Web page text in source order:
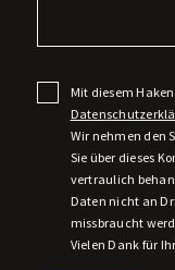
Mit diesem
Wir nehmen den
Sie über dieses
vertraulich
Daten nicht an
missbraucht
Vielen Dank für